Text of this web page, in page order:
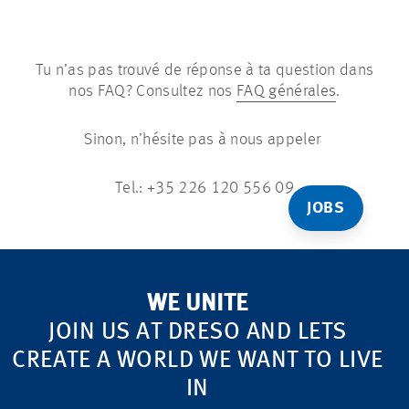
JOBS
Tu n’as pas trouvé de réponse à ta question dans
nos FAQ? Consultez nos FAQ générales.
Sinon, n’hésite pas à nous appeler
Tel.:+35 226 120 556 09
WE UNITE
JOIN US AT DRESO AND LETS
CREATE A WORLD WE WANT TO LIVE
IN